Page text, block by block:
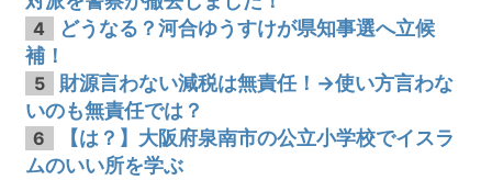
4
どうなる？河合ゆうすけが県知事選へ立候
補！
5
財源言わない減税は無責任！→使い方言わな
いのも無責任では？
6
【は？】大阪府泉南市の公立小学校でイスラ
ムのいい所を学ぶ